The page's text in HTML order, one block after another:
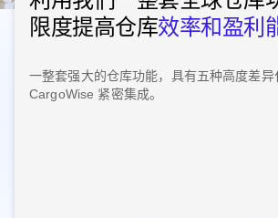
限度提高仓库效率和盈利
一整套强大的仓库功能，具有五种高度差
CargoWise 紧密集成。